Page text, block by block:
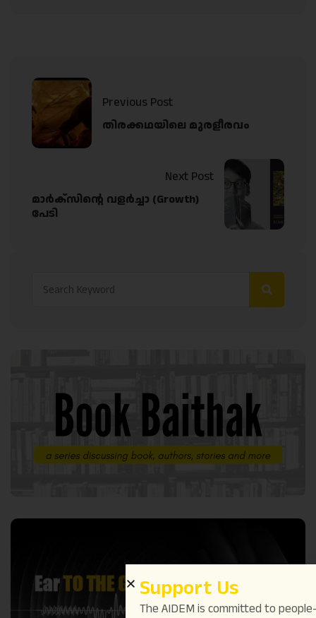
Previous Post
തിരക്കഥയിലെ മുരളീരവം
Next Post
മാര്‍ക്‌സിന്റെ വളര്‍ച്ചാ (Growth)
പേടി
Support Us
The AIDEM is committed to